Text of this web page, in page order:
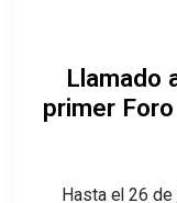
Llamado
primer
Hasta el 26